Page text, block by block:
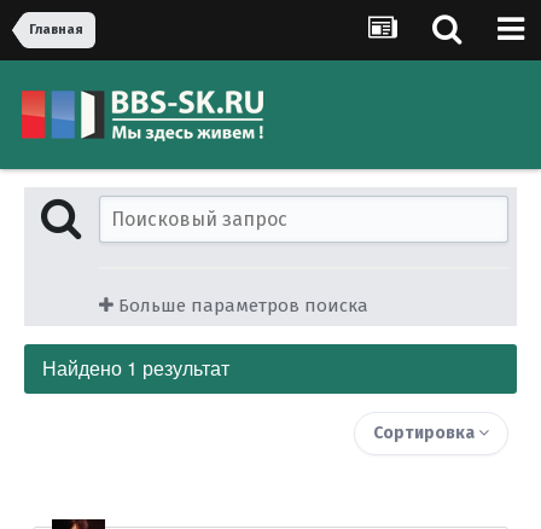
Главная
Больше параметров поиска
Найдено 1 результат
Сортировка